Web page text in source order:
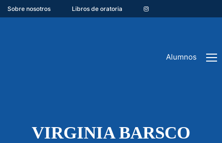
Sobre nosotros Libros de oratoria
Alumnos
VIRGINIA BARSCO